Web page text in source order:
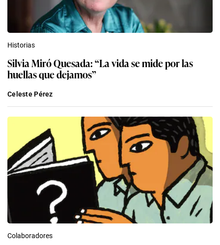
Historias
Silvia Miró Quesada: “La vida se mide por las
huellas que dejamos”
Celeste Pérez
Colaboradores